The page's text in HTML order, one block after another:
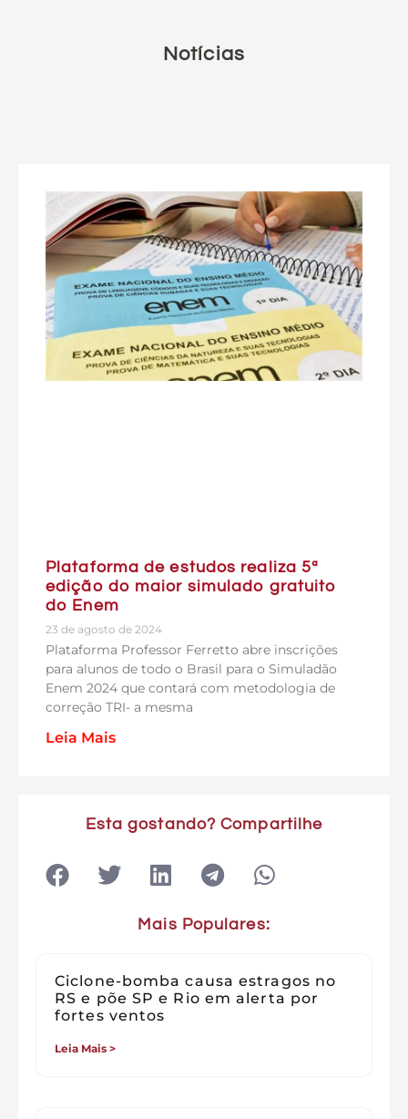
Notícias
Plataforma de estudos realiza 5ª
edição do maior simulado gratuito
do Enem
23 de agosto de 2024
Plataforma Professor Ferretto abre inscrições
para alunos de todo o Brasil para o Simuladão
Enem 2024 que contará com metodologia de
correção TRI- a mesma
Leia Mais
Esta gostando? Compartilhe
Mais Populares:
Ciclone-bomba causa estragos no
RS e põe SP e Rio em alerta por
fortes ventos
Leia Mais >